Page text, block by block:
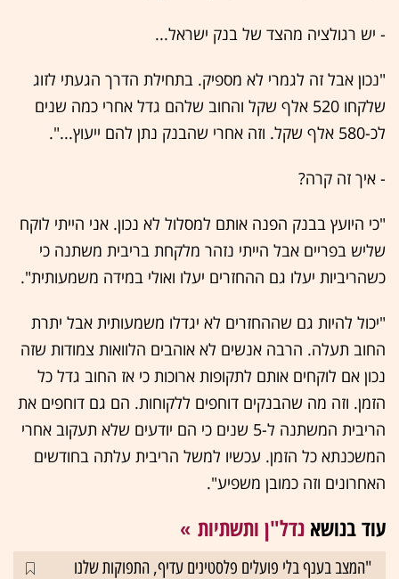
- יש רגולציה מהצד של בנק ישראל...
"נכון אבל זה לגמרי לא מספיק. בתחילת הדרך הגעתי לזוג
שלקחו 520 אלף שקל והחוב שלהם גדל אחרי כמה שנים
לכ-580 אלף שקל. וזה אחרי שהבנק נתן להם ייעוץ...".
- איך זה קרה?
"כי היועץ בבנק הפנה אותם למסלול לא נכון. אני הייתי לוקח
שליש בפריים אבל הייתי נזהר מלקחת בריבית משתנה כי
כשהריביות יעלו גם ההחזרים יעלו ואולי במידה משמעותית".
"יכול להיות גם שההחזרים לא יגדלו משמעותית אבל יתרת
החוב תעלה. הרבה אנשים לא אוהבים הלוואות צמודות שזה
נכון אם לוקחים אותם לתקופות ארוכות כי אז החוב גדל כל
הזמן. וזה מה שהבנקים דוחפים ללקוחות. הם גם דוחפים את
הריבית המשתנה ל-5 שנים כי הם יודעים שלא תעקוב אחרי
המשכנתא כל הזמן. עכשיו למשל הריבית עלתה בחודשים
האחרונים וזה כמובן משפיע".
עוד בנושא נדל"ן ותשתיות
"המצב בענף בלי פועלים פלסטינים עדיף, התפוקות שלנו